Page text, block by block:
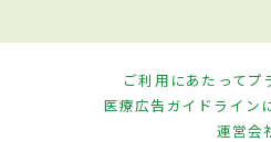
ご利用にあたってプ
医療広告ガイドライン
運営会